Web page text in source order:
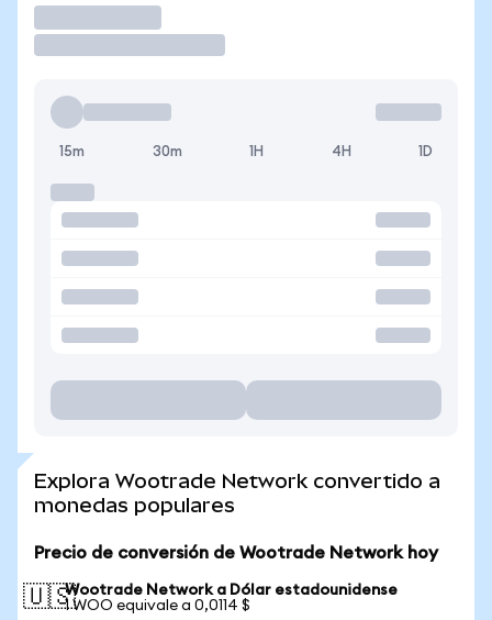
15m 30m 1H 4H 1D
Explora Wootrade Network convertido a
monedas populares
Precio de conversión de Wootrade Network hoy
🇺🇸Wootrade Network a Dólar estadounidense
1 WOO equivale a 0,0114 $